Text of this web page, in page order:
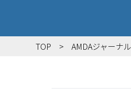
TOP AMDAジャーナル